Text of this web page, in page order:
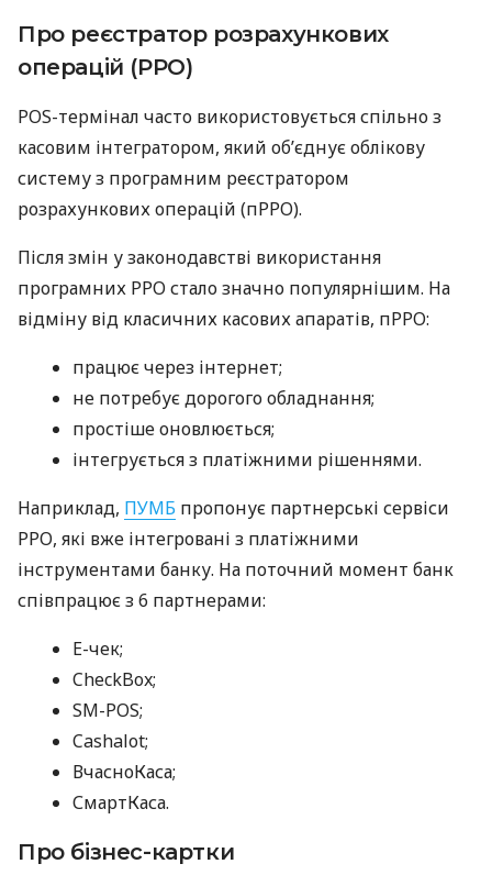
Про реєстратор розрахункових
операцій (РРО)
POS-термінал часто використовується спільно з
касовим інтегратором, який об’єднує облікову
систему з програмним реєстратором
розрахункових операцій (пРРО).
Після змін у законодавстві використання
програмних РРО стало значно популярнішим. На
відміну від класичних касових апаратів, пРРО:
працює через інтернет;
не потребує дорогого обладнання;
простіше оновлюється;
інтегрується з платіжними рішеннями.
Наприклад, ПУМБ пропонує партнерські сервіси
РРО, які вже інтегровані з платіжними
інструментами банку. На поточний момент банк
співпрацює з 6 партнерами:
E-чек;
CheckBox;
SM-POS;
Cashalot;
ВчасноКаса;
СмартКаса.
Про бізнес-картки